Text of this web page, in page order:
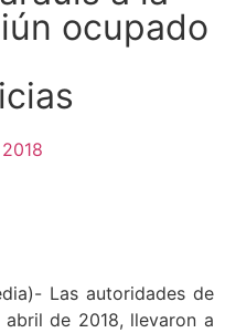
ocupado
Las autoridades de
de 2018, llevaron a